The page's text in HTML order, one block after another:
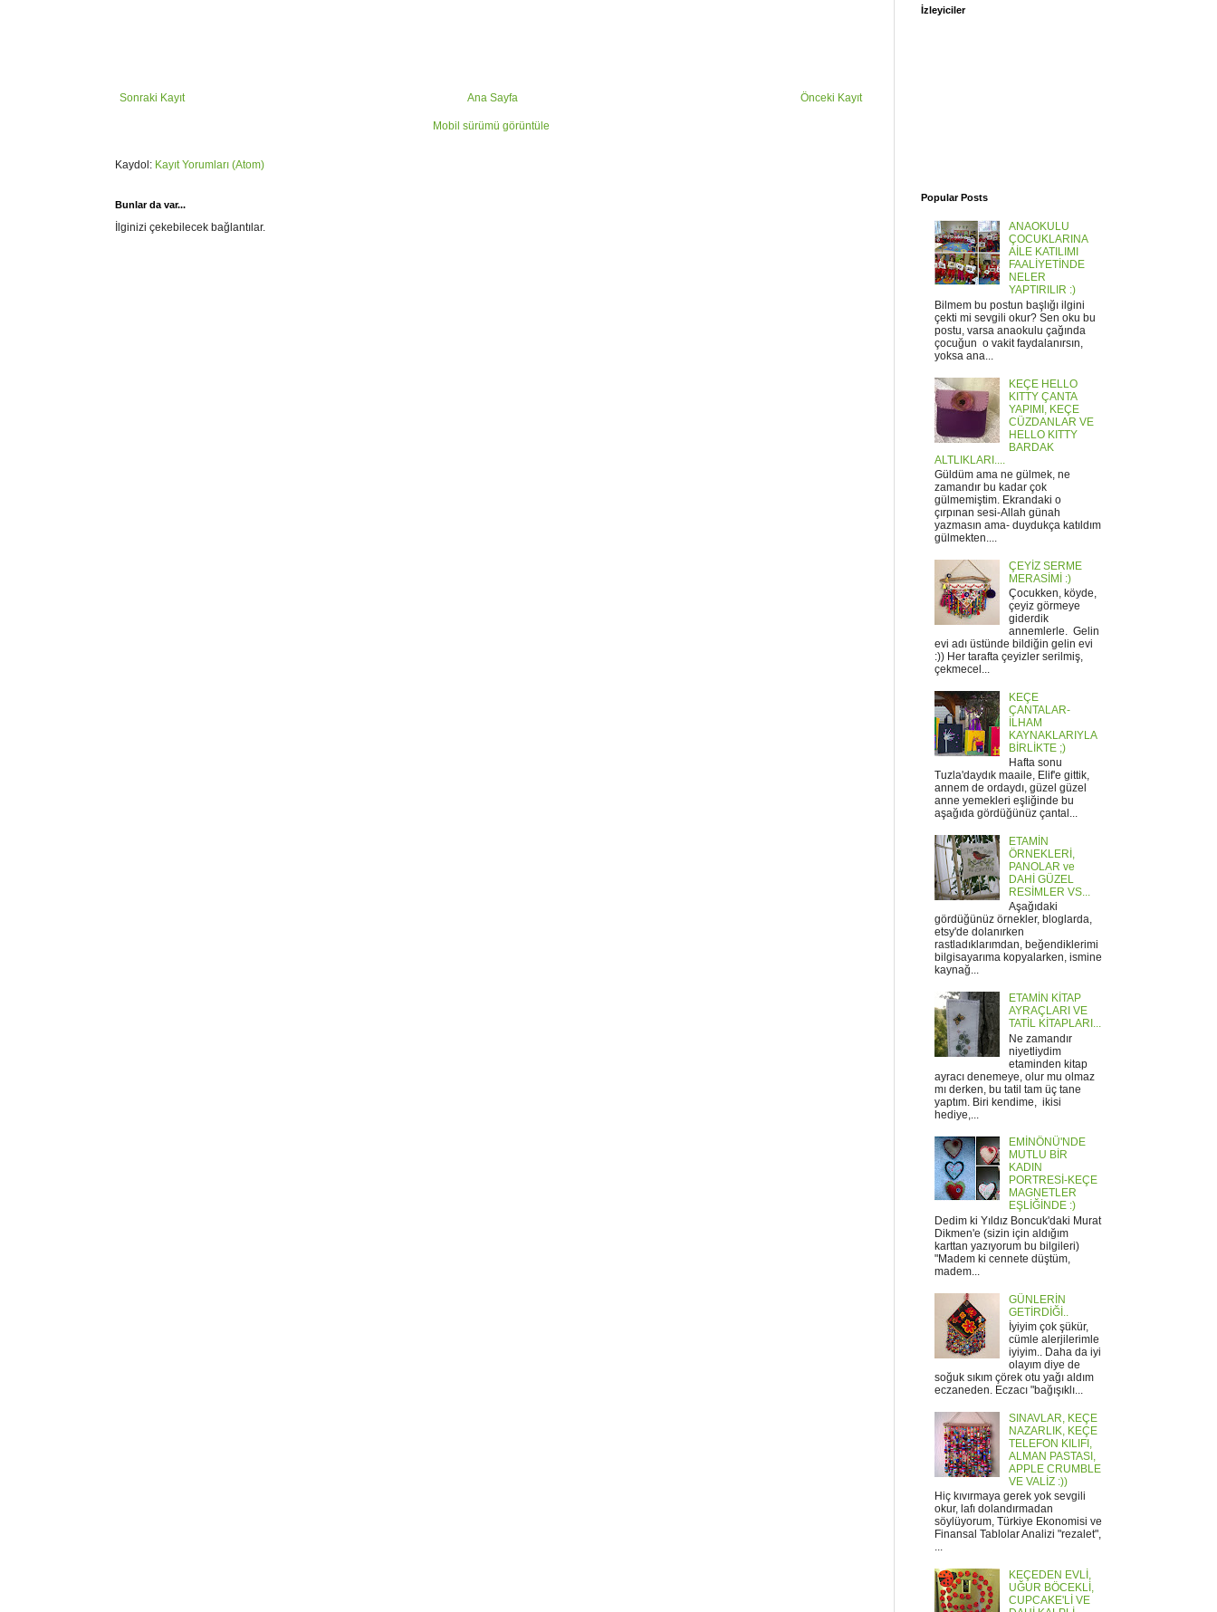
Sonraki Kayıt Önceki Kayıt
Ana Sayfa
Mobil sürümü görüntüle
Kaydol: Kayıt Yorumları (Atom)
Bunlar da var...
İlginizi çekebilecek bağlantılar.
İzleyiciler
Popular Posts
ANAOKULU
ÇOCUKLARINA
AİLE KATILIMI
FAALİYETİNDE
NELER
YAPTIRILIR :)
Bilmem bu postun başlığı ilgini
çekti mi sevgili okur? Sen oku bu
postu, varsa anaokulu çağında
çocuğun o vakit faydalanırsın,
yoksa ana...
KEÇE HELLO
KITTY ÇANTA
YAPIMI, KEÇE
CÜZDANLAR VE
HELLO KITTY
BARDAK
ALTLIKLARI....
Güldüm ama ne gülmek, ne
zamandır bu kadar çok
gülmemiştim. Ekrandaki o
çırpınan sesi-Allah günah
yazmasın ama- duydukça katıldım
gülmekten....
ÇEYİZ SERME
MERASİMİ :)
Çocukken, köyde,
çeyiz görmeye
giderdik
annemlerle. Gelin
evi adı üstünde bildiğin gelin evi
:)) Her tarafta çeyizler serilmiş,
çekmecel...
KEÇE
ÇANTALAR-
İLHAM
KAYNAKLARIYLA
BİRLİKTE ;)
Hafta sonu
Tuzla'daydık maaile, Elif'e gittik,
annem de ordaydı, güzel güzel
anne yemekleri eşliğinde bu
aşağıda gördüğünüz çantal...
ETAMİN
ÖRNEKLERİ,
PANOLAR ve
DAHİ GÜZEL
RESİMLER VS...
Aşağıdaki
gördüğünüz örnekler, bloglarda,
etsy'de dolanırken
rastladıklarımdan, beğendiklerimi
bilgisayarıma kopyalarken, ismine
kaynağ...
ETAMİN KİTAP
AYRAÇLARI VE
TATİL KİTAPLARI...
Ne zamandır
niyetliydim
etaminden kitap
ayracı denemeye, olur mu olmaz
mı derken, bu tatil tam üç tane
yaptım. Biri kendime, ikisi
hediye,...
EMİNÖNÜ'NDE
MUTLU BİR
KADIN
PORTRESİ-KEÇE
MAGNETLER
EŞLİĞİNDE :)
Dedim ki Yıldız Boncuk'daki Murat
Dikmen'e (sizin için aldığım
karttan yazıyorum bu bilgileri)
"Madem ki cennete düştüm,
madem...
GÜNLERİN
GETİRDİĞİ..
İyiyim çok şükür,
cümle alerjilerimle
iyiyim.. Daha da iyi
olayım diye de
soğuk sıkım çörek otu yağı aldım
eczaneden. Eczacı "bağışıklı...
SINAVLAR, KEÇE
NAZARLIK, KEÇE
TELEFON KILIFI,
ALMAN PASTASI,
APPLE CRUMBLE
VE VALİZ :))
Hiç kıvırmaya gerek yok sevgili
okur, lafı dolandırmadan
söylüyorum, Türkiye Ekonomisi ve
Finansal Tablolar Analizi "rezalet",
...
KEÇEDEN EVLİ,
UĞUR BÖCEKLİ,
CUPCAKE'Lİ VE